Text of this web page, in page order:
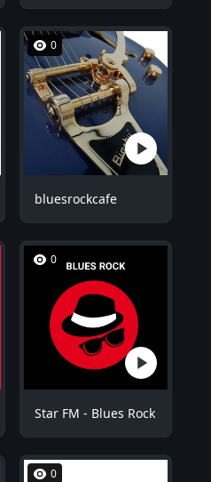
0
bluesrockcafe
0
Star FM - Blues Rock
0